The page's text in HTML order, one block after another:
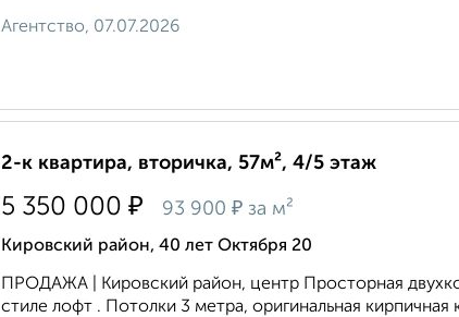
Агентство, 07.07.2026
2-к квартира, вторичка, 57м², 4/5 этаж
5 350 000 ₽ 93 900 ₽ за м²
Кировский район, 40 лет Октября 20
ПРОДАЖА | Кировский район, центр Просторная
стиле лофт . Потолки 3 метра, оригинальная